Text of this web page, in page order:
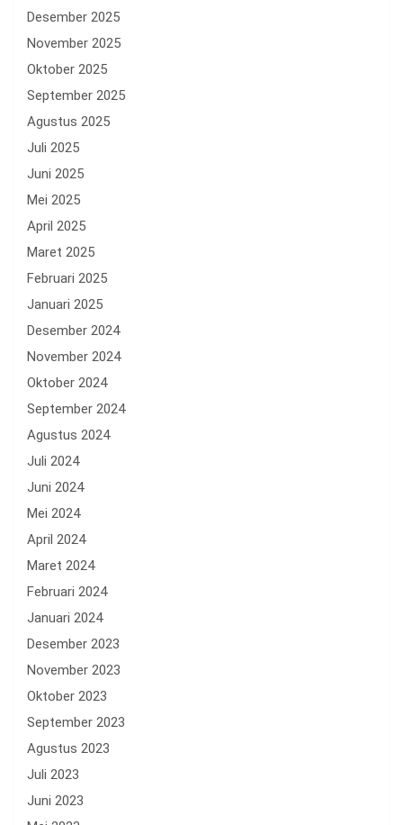
Desember 2025
November 2025
Oktober 2025
September 2025
Agustus 2025
Juli 2025
Juni 2025
Mei 2025
April 2025
Maret 2025
Februari 2025
Januari 2025
Desember 2024
November 2024
Oktober 2024
September 2024
Agustus 2024
Juli 2024
Juni 2024
Mei 2024
April 2024
Maret 2024
Februari 2024
Januari 2024
Desember 2023
November 2023
Oktober 2023
September 2023
Agustus 2023
Juli 2023
Juni 2023